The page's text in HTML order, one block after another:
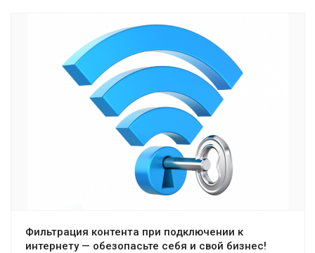
Фильтрация контента при подключении к
интернету — обезопасьте себя и свой бизнес!